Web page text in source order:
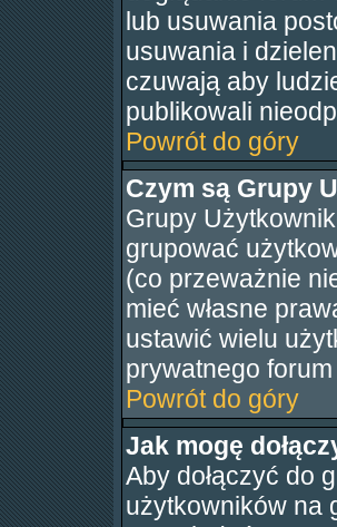
lub usuwania
usuwania i
czuwają aby
publikowali
Powrót do góry
Czym są Grupy
Grupy
grupować
(co przeważnie
mieć własne
ustawić wielu
prywatnego forum
Powrót do góry
Jak mogę
Aby dołączyć do
użytkowników na